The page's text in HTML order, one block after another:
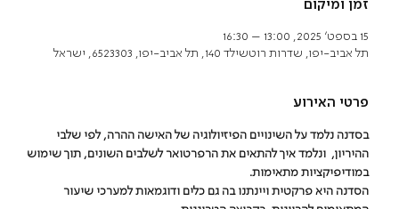
זמן ומיקום
15 בספט׳ 2025, 13:00 – 16:30
תל אביב-יפו, שדרות רוטשילד 140, תל אביב-יפו, 6523303, ישראל
פרטי האירוע
בסדנה נלמד על השינויים הפיזיולוגיה של האישה ההרה, לפי שלבי
ההיריון,  ונלמד איך להתאים את הרפרטואר לשלבים השונים, תוך שימוש
במודיפיקציות מתאימות.
הסדנה היא פרקטית ויינתנו בה גם כלים ודוגמאות למערכי שיעור